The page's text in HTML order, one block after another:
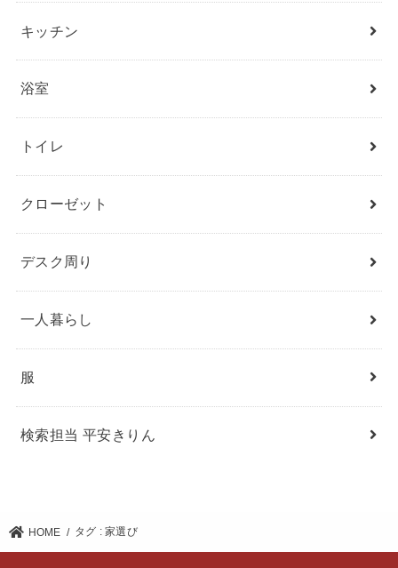
キッチン
浴室
トイレ
クローゼット
デスク周り
一人暮らし
服
検索担当 平安きりん
HOME タグ : 家選び